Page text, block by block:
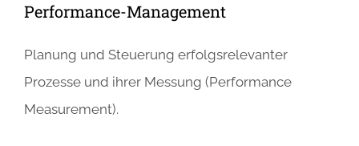
Performance-Management
Planung und Steuerung erfolgsrelevanter
Prozesse und ihrer Messung (Performance
Measurement).